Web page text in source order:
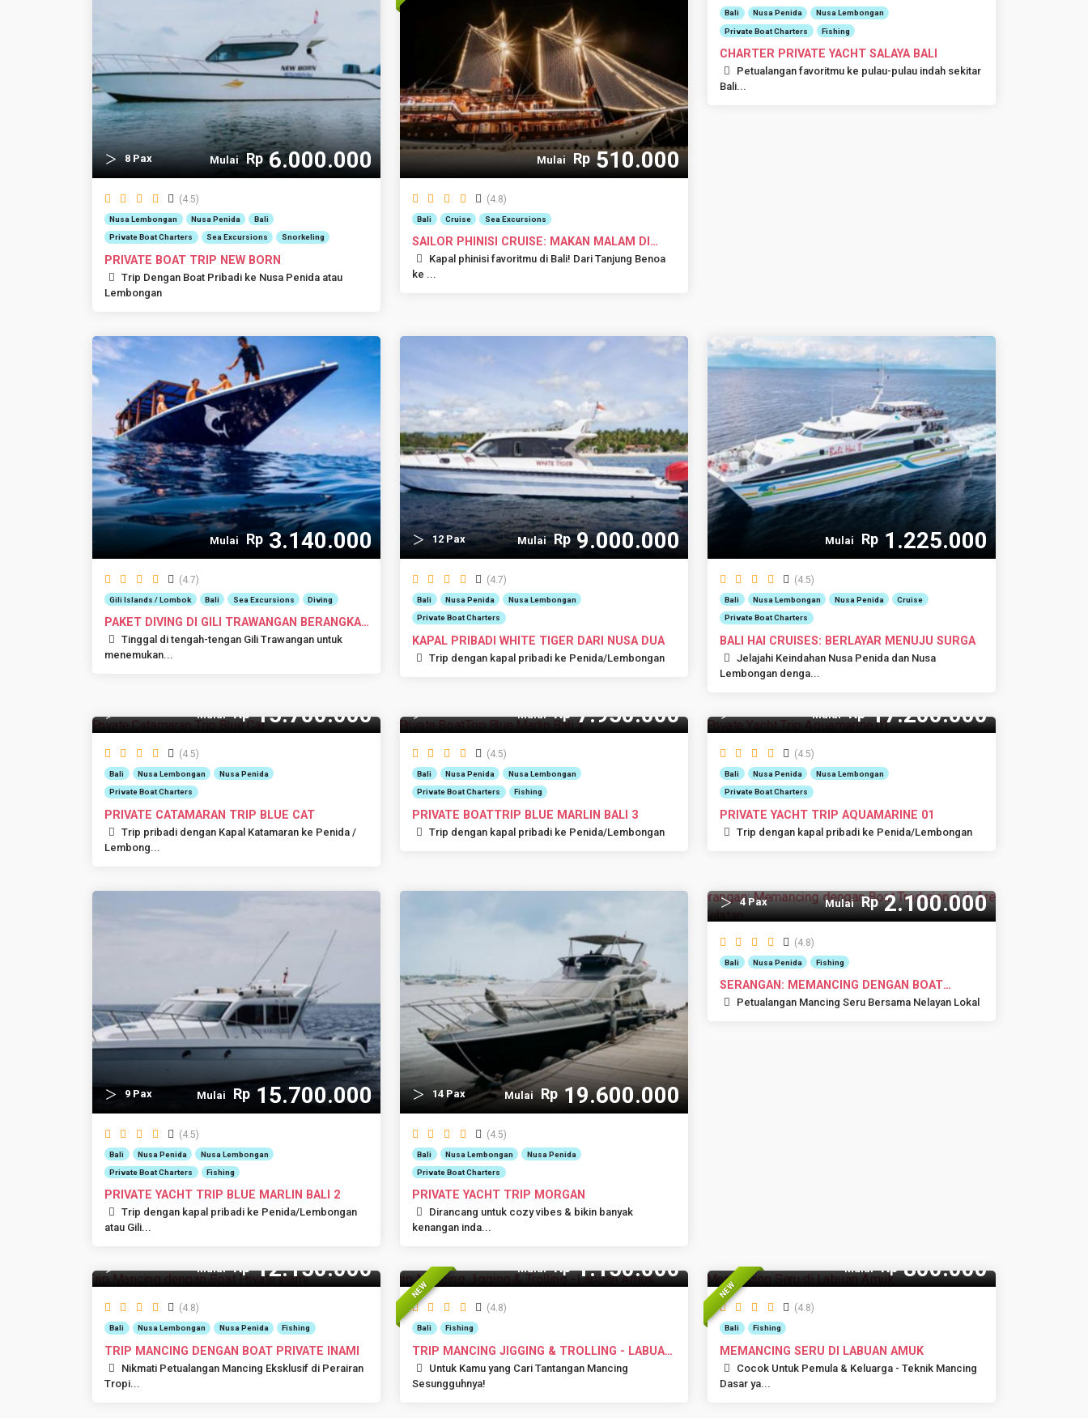
8 Pax Mulai Rp6.000.000
(4.5)
Nusa Lembongan Nusa Penida Bali
Private Boat Charters Sea Excursions Snorkeling
PRIVATE BOAT TRIP NEW BORN
Trip Dengan Boat Pribadi ke Nusa Penida atau
Lembongan
Mulai Rp510.000
(4.8)
Bali Cruise Sea Excursions
SAILOR PHINISI CRUISE: MAKAN MALAM DI
PHINIS...
Kapal phinisi favoritmu di Bali! Dari Tanjung Benoa
ke ...
Bali Nusa Penida Nusa Lembongan
Private Boat Charters Fishing
CHARTER PRIVATE YACHT SALAYA BALI
Petualangan favoritmu ke pulau-pulau indah sekitar
Bali...
Mulai Rp3.140.000
(4.7)
Gili Islands / Lombok Bali Sea Excursions Diving
PAKET DIVING DI GILI TRAWANGAN BERANGKAT
DAR...
Tinggal di tengah-tengan Gili Trawangan untuk
menemukan...
12 Pax Mulai Rp9.000.000
(4.7)
Bali Nusa Penida Nusa Lembongan
Private Boat Charters
KAPAL PRIBADI WHITE TIGER DARI NUSA DUA
Trip dengan kapal pribadi ke Penida/Lembongan
Mulai Rp 1.225.000
(4.5)
Bali Nusa Lembongan Nusa Penida Cruise
Private Boat Charters
BALI HAI CRUISES: BERLAYAR MENUJU SURGA
Jelajahi Keindahan Nusa Penida dan Nusa
Lembongan denga...
Mulai Rp15.700.000
(4.5)
Bali Nusa Lembongan Nusa Penida
Private Boat Charters
PRIVATE CATAMARAN TRIP BLUE CAT
Trip pribadi dengan Kapal Katamaran ke Penida /
Lembong...
Mulai Rp7.950.000
(4.5)
Bali Nusa Penida Nusa Lembongan
Private Boat Charters Fishing
PRIVATE BOATTRIP BLUE MARLIN BALI 3
Trip dengan kapal pribadi ke Penida/Lembongan
Mulai Rp17.200.000
(4.5)
Bali Nusa Penida Nusa Lembongan
Private Boat Charters
PRIVATE YACHT TRIP AQUAMARINE 01
Trip dengan kapal pribadi ke Penida/Lembongan
9 Pax Mulai Rp 15.700.000
(4.5)
Bali Nusa Penida Nusa Lembongan
Private Boat Charters Fishing
PRIVATE YACHT TRIP BLUE MARLIN BALI 2
Trip dengan kapal pribadi ke Penida/Lembongan
atau Gili...
14 Pax Mulai Rp19.600.000
(4.5)
Bali Nusa Lembongan Nusa Penida
Private Boat Charters
PRIVATE YACHT TRIP MORGAN
Dirancang untuk cozy vibes & bikin banyak
kenangan inda...
4 Pax Mulai Rp2.100.000
(4.8)
Bali Nusa Penida Fishing
SERANGAN: MEMANCING DENGAN BOAT
TRADISIONAL ...
Petualangan Mancing Seru Bersama Nelayan Lokal
Mulai Rp12.150.000
(4.8)
Bali Nusa Lembongan Nusa Penida Fishing
TRIP MANCING DENGAN BOAT PRIVATE INAMI
Nikmati Petualangan Mancing Eksklusif di Perairan
Tropi...
NEW
Mulai Rp1.150.000
(4.8)
Bali Fishing
TRIP MANCING JIGGING & TROLLING - LABUAN
AMU...
Untuk Kamu yang Cari Tantangan Mancing
Sesungguhnya!
NEW
Mulai Rp800.000
(4.8)
Bali Fishing
MEMANCING SERU DI LABUAN AMUK
Cocok Untuk Pemula & Keluarga - Teknik Mancing
Dasar ya...